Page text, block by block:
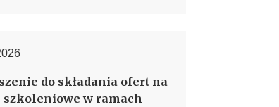
do składania ofert na
szkoleniowe w ramach